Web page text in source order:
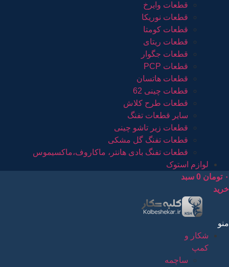
قطعات وایرخ
قطعات نوریکا
قطعات کومتا
قطعات ریتای
قطعات جگوار
قطعات PCP
قطعات هاتسان
قطعات چینی 62
قطعات طرح کلاش
سایر قطعات تفنگ
قطعات زیر تاشو چینی
قطعات تفنگ گل مشکی
قطعات تفنگ بادی هانتر، ماکاروف،ماکسیموس
لوازم استوک
۰ تومان 0 سبد
خرید
منو
شکار و
کمپ
ساچمه